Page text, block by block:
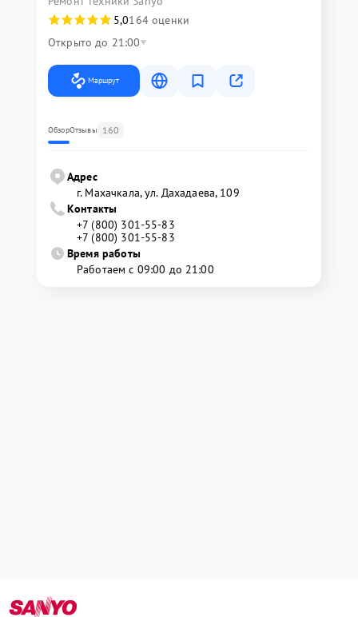
5,0164 оценки
Открыто до 21:00
Маршрут
ОбзорОтзывы 160
Адрес
г. Махачкала, ул. Дахадаева, 109
Контакты
+7 (800) 301-55-83
+7 (800) 301-55-83
Время работы
Работаем с 09:00 до 21:00